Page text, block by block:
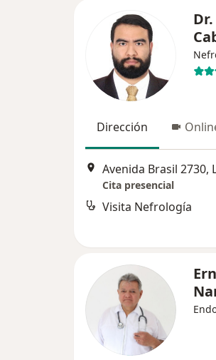
Dirección
Avenida Brasil 2730,
Cita presencial
Visita Nefrología